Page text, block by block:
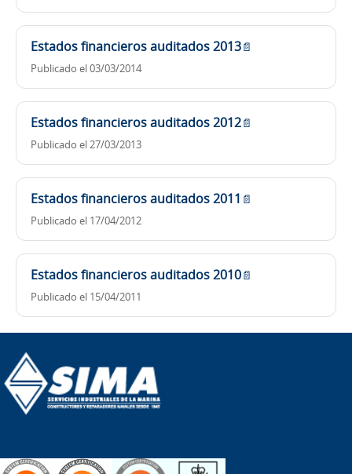
Estados financieros auditados 2013📄
Publicado el 03/03/2014
Estados financieros auditados 2012📄
Publicado el 27/03/2013
Estados financieros auditados 2011 📄
Publicado el 17/04/2012
Estados financieros auditados 2010📄
Publicado el 15/04/2011